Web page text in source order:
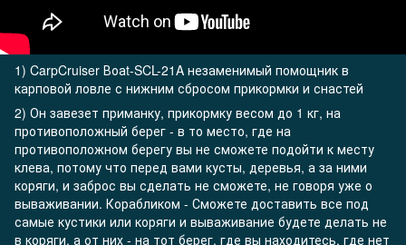
1) CarpCruiser Воаt-SCL-21A незаменимый помощник в
карповой ловле с нижним сбросом прикормки и снастей
2) Он завезет приманку, прикормку весом до 1 кг, на
противоположный берег - в то место, где на
противоположном берегу вы не сможете подойти к месту
клева, потому что перед вами кусты, деревья, а за ними
коряги, и заброс вы сделать не сможете, не говоря уже о
вываживании. Корабликом - Сможете доставить все под
самые кустики или коряги и вываживание будете делать не
в коряги, а от них - на тот берег, где вы находитесь, где нет